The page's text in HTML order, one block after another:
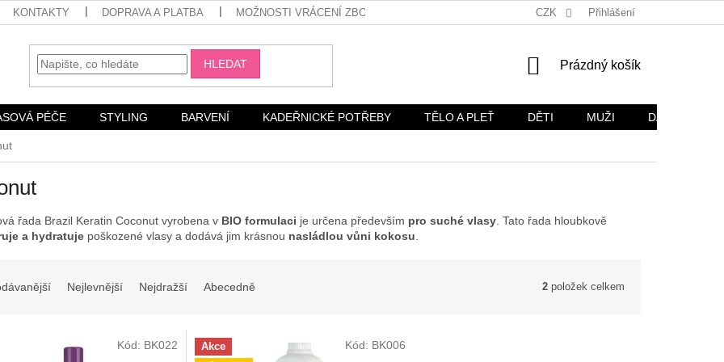
KONTAKTY DOPRAVA A PLATBA MOŽNOSTI VRÁCENÍ ZBOŽÍ OCHRANA OSOBNÍCH ÚDAJŮ
CZK Přihlášení
HLEDAT
NÁKUPNÍ
Prázdný košík
PÉČE STYLING BARVENÍ KADEŘNICKÉ POTŘEBY TĚLO A PLEŤ DĚTI MUŽI DÁRKOVÉ
řada Brazil Keratin Coconut vyrobena v BIO formulaci je určena především pro suché vlasy . Tato řada hloubkově
a hydratuje poškozené vlasy a dodává jim krásnou nasládlou vůni kokosu
Nejlevnější Nejdražší Abecedně 2 položek celkem
Kód: BK022
Akce
Kód: BK006